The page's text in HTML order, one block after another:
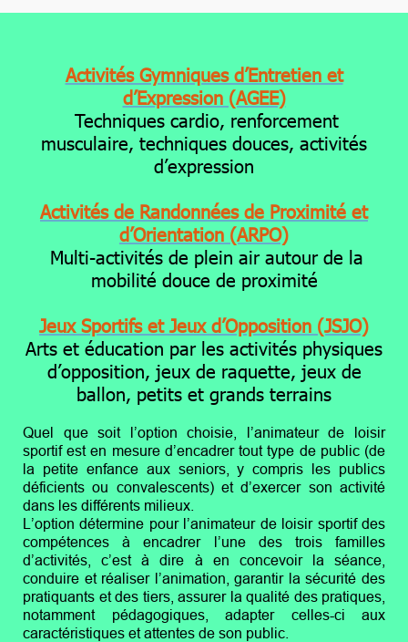
Activités Gymniques d’Entretien et
d’Expression (AGEE)
Techniques cardio, renforcement
musculaire, techniques douces, activités
d’expression
Activités de Randonnées de Proximité et
d’Orientation (ARPO)
Multi-activités de plein air autour de la
mobilité douce de proximité
Jeux Sportifs et Jeux d’Opposition (JSJO)
Arts et éducation par les activités physiques
d’opposition, jeux de raquette, jeux de
ballon, petits et grands terrains
Quel que soit l’option choisie, l’animateur de loisir
sportif est en mesure d’encadrer tout type de public (de
la petite enfance aux seniors, y compris les publics
déficients ou convalescents) et d’exercer son activité
dans les différents milieux.
L’option détermine pour l’animateur de loisir sportif des
compétences à encadrer l’une des trois familles
d’activités, c’est à dire à en concevoir la séance,
conduire et réaliser l’animation, garantir la sécurité des
pratiquants et des tiers, assurer la qualité des pratiques,
notamment pédagogiques, adapter celles-ci aux
caractéristiques et attentes de son public.